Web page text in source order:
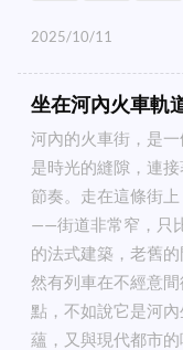
2025/10/11
坐在河內火車軌
河內的火車街，是
是時光的縫隙，連
節奏。走在這條街
——街道非常窄，只
的法式建築，老舊
然有列車在不經意
點，不如說它是河
蘊，又與現代都市